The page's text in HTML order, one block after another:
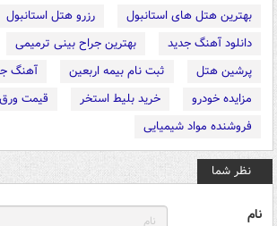
بهترین هتل های استانبول
رزرو هتل استانبول
دانلود آهنگ جدید
بهترین جراح بینی ترمیمی
پرشین هتل
ثبت نام بیمه اربعین
آهنگ
مزایده خودرو
خرید بلیط استخر
قیمت
فروشنده مواد شیمیایی
نظر شما
نام